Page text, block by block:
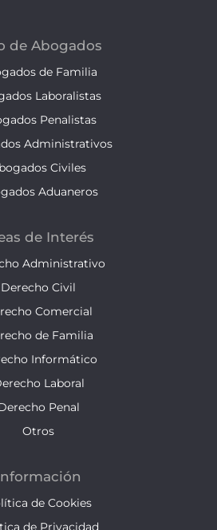
de Abogados
de Familia
Laboralistas
Penalistas
Administrativos
Civiles
Aduaneros
de Interés
Administrativo
Derecho Civil
Comercial
de Familia
Informático
Laboral
Penal
Otros
de Cookies
de Privacidad